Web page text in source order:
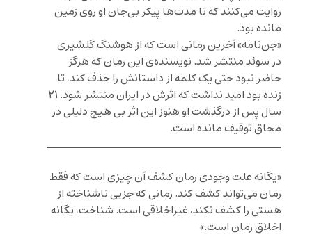
روایت می‌کنند که تا مدت‌ها پیکر بی‌جان او روی زمین
مانده بود.
«جن‌نامه» آخرین رمانی است که از هوشنگ گلشیری
در سوئد منتشر شد. نویسنده‌ی این رمان که هرگز
حاضر نبود حتی یک کلمه از داستانش را حذف کند، تا
زنده بود امید نداشت که اثرش در ایران منتشر شود. ۲۱
سال پس از درگذشت او هنوز این اثر بی هیچ دلیلی در
محاق توقیف مانده است.
«یگانه علت وجودی رمان کشف آن چیزی است که فقط
رمان می‌تواند کشف کند. رمانی که جزیی ناشناخته از
هستی را کشف نکند، غیراخلاقی است. شناخت، یگانه
اخلاق رمان است.»